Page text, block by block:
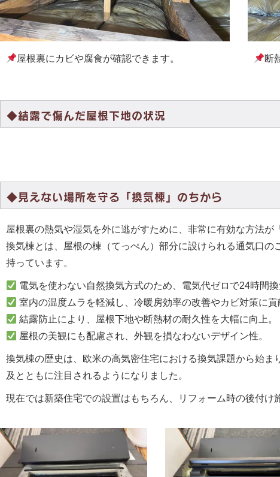
屋根裏にカビや腐食が確認できます。 断
◆結露で傷んだ屋根下地の状況
◆見えない場所を守る「換気棟」のちから
屋根裏の熱気や湿気を外に逃がすために、非常に有効な方法が
換気棟とは、屋根の棟（てっぺん）部分に設けられる通気口
持っています。
電気を使わない自然換気方式のため、電気代ゼロで24時間換
室内の温度ムラを軽減し、冷暖房効率の改善やカビ対策に貢
結露防止により、屋根下地や断熱材の耐久性を大幅に向上。
屋根の美観にも配慮され、外観を損なわないデザイン性。
換気棟の歴史は、欧米の高気密住宅における換気課題から始
及とともに注目されるようになりました。
現在では新築住宅での設置はもちろん、リフォーム時の後付け